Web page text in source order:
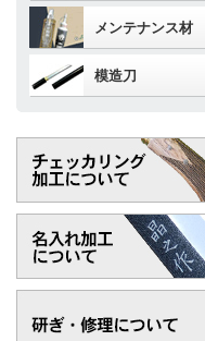
メンテナンス材
模造刀